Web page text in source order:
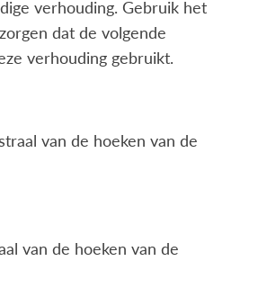
verhouding. Gebruik het
dat de volgende
verhouding gebruikt.
van de hoeken van de
van de hoeken van de